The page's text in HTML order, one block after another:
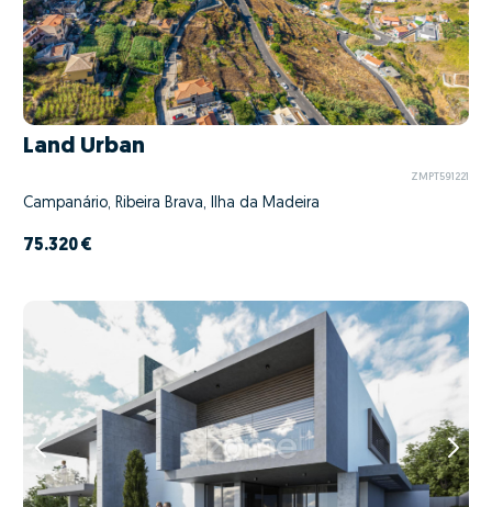
Land Urban
ZMPT591221
Campanário, Ribeira Brava, Ilha da Madeira
75.320 €